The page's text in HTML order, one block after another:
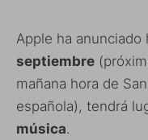
Apple ha anunciado
septiembre
mañana hora de
española), tendrá
música.